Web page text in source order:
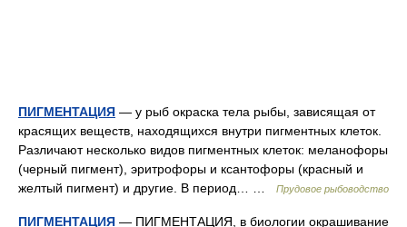
ПИГМЕНТАЦИЯ — у рыб окраска тела рыбы, зависящая от
красящих веществ, находящихся внутри пигментных клеток.
Различают несколько видов пигментных клеток: меланофоры
(черный пигмент), эритрофоры и ксантофоры (красный и
желтый пигмент) и другие. В период… …
Прудовое рыбоводство
ПИГМЕНТАЦИЯ — ПИГМЕНТАЦИЯ, в биологии окрашивание